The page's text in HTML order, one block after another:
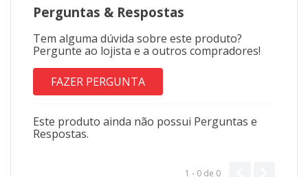
Perguntas & Respostas
Tem alguma dúvida sobre este produto?
Pergunte ao lojista e a outros compradores!
FAZER PERGUNTA
Este produto ainda não possui Perguntas e
Respostas.
1 - 0 de 0